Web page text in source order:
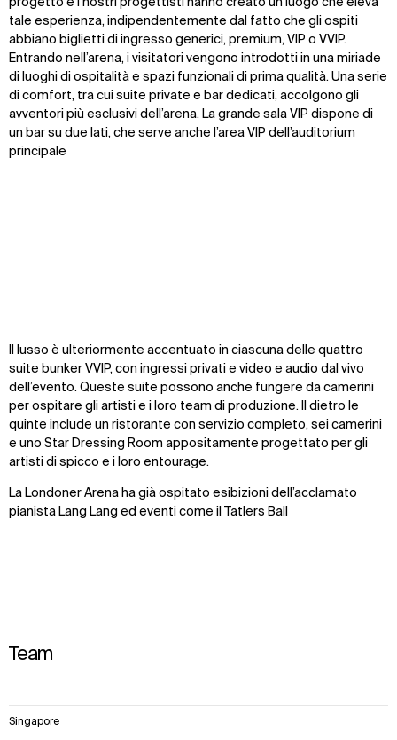
progetto e i nostri progettisti hanno creato un luogo che eleva
tale esperienza, indipendentemente dal fatto che gli ospiti
abbiano biglietti di ingresso generici, premium, VIP o VVIP.
Entrando nell’arena, i visitatori vengono introdotti in una miriade
di luoghi di ospitalità e spazi funzionali di prima qualità. Una serie
di comfort, tra cui suite private e bar dedicati, accolgono gli
avventori più esclusivi dell’arena. La grande sala VIP dispone di
un bar su due lati, che serve anche l’area VIP dell’auditorium
principale
Zoom
Zoom
Zoom
Il lusso è ulteriormente accentuato in ciascuna delle quattro
suite bunker VVIP, con ingressi privati e video e audio dal vivo
dell’evento. Queste suite possono anche fungere da camerini
per ospitare gli artisti e i loro team di produzione. Il dietro le
quinte include un ristorante con servizio completo, sei camerini
e uno Star Dressing Room appositamente progettato per gli
artisti di spicco e i loro entourage.
La Londoner Arena ha già ospitato esibizioni dell’acclamato
pianista Lang Lang ed eventi come il Tatlers Ball
Team
8
Singapore